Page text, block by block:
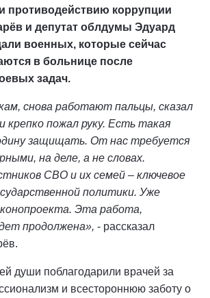
противодействию коррупции
и депутат облдумы Эдуард
военных, которые сейчас
в больнице после
задач.
снова работают пальцы, сказал
крепко пожал руку. Есть такая
защищать. От нас требуется
на деле, а не словах.
СВО и их семей – ключевое
политики. Уже
Эта работа,
продолжена», - рассказал
души поблагодарили врачей за
и всестороннюю заботу о